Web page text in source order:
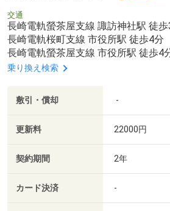
交通
長崎電軌螢茶屋支線 諏訪神社駅 徒歩
長崎電軌桜町支線 市役所駅 徒歩4分
長崎電軌螢茶屋支線 市役所駅 徒歩4
乗り換え検索
敷引・償却 -
更新料 22000円
契約期間 2年
カード決済 -